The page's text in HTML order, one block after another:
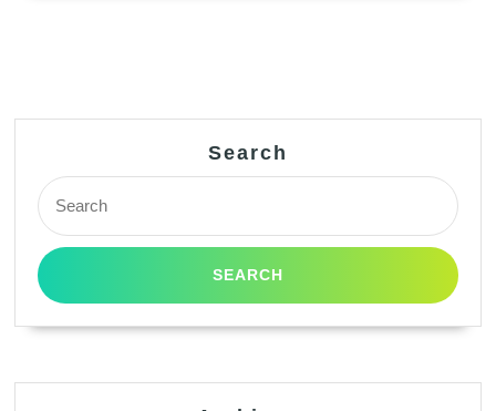
Search
Search
for: